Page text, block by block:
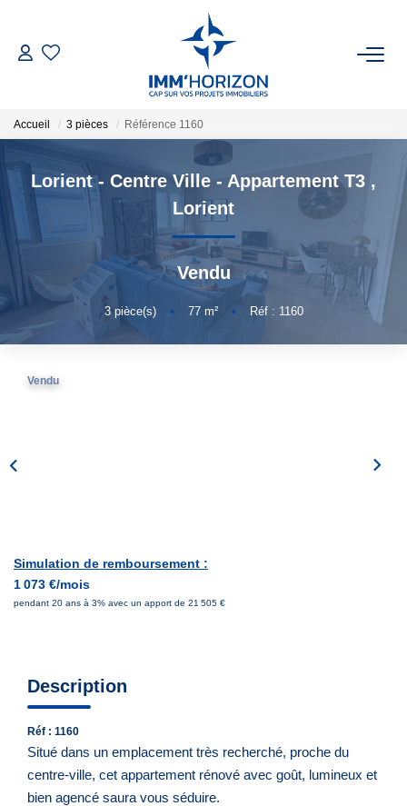
ACHETER
LOUER
ESTIMER
FAIRE GÉRER
BIENS VENDUS
Accueil 3 pièces Référence 1160
Lorient - Centre Ville - Appartement T3 ,
Lorient
Vendu
3pièce(s) • 77m² • Réf : 1160
Vendu
Simulation de remboursement :
1 073 €/mois
pendant 20 ans à 3% avec un apport de 21 505 €
Description
Réf : 1160
Situé dans un emplacement très recherché, proche du
centre-ville, cet appartement rénové avec goût, lumineux et
bien agencé saura vous séduire.